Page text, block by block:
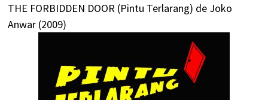
THE FORBIDDEN DOOR (Pintu Terlarang) de Joko
Anwar (2009)